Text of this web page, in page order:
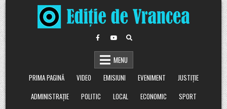
Skip
to
content
MENU
PRIMA PAGINĂ
VIDEO EMISIUNI EVENIMENT
JUSTIȚIE
ADMINISTRAȚIE
POLITIC LOCAL ECONOMIC
SPORT